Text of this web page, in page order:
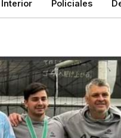
Interior Policiales